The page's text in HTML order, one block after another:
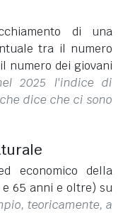
di una
tra il numero
numero dei giovani
2025 l'indice di
dice che ci sono
economico della
65 anni e oltre) su
teoricamente, a